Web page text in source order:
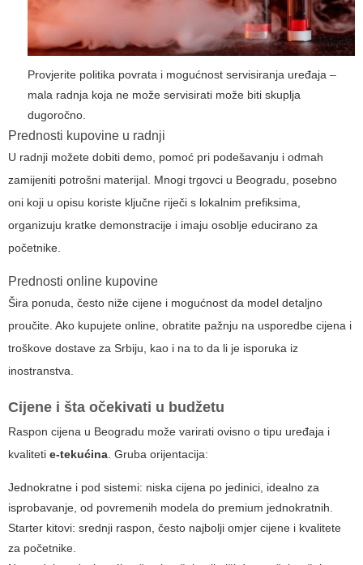
Provjerite politika povrata i mogućnost servisiranja uređaja –
mala radnja koja ne može servisirati može biti skuplja
dugoročno.
Prednosti kupovine u radnji
U radnji možete dobiti demo, pomoć pri podešavanju i odmah
zamijeniti potrošni materijal. Mnogi trgovci u Beogradu, posebno
oni koji u opisu koriste ključne riječi s lokalnim prefiksima,
organizuju kratke demonstracije i imaju osoblje educirano za
početnike.
Prednosti online kupovine
Šira ponuda, često niže cijene i mogućnost da model detaljno
proučite. Ako kupujete online, obratite pažnju na usporedbe cijena i
troškove dostave za Srbiju, kao i na to da li je isporuka iz
inostranstva.
Cijene i šta očekivati u budžetu
Raspon cijena u Beogradu može varirati ovisno o tipu uređaja i
kvaliteti e-tekućina . Gruba orijentacija:
Jednokratne i pod sistemi: niska cijena po jedinici, idealno za
isprobavanje, od povremenih modela do premium jednokratnih.
Starter kitovi: srednji raspon, često najbolji omjer cijene i kvalitete
za početnike.